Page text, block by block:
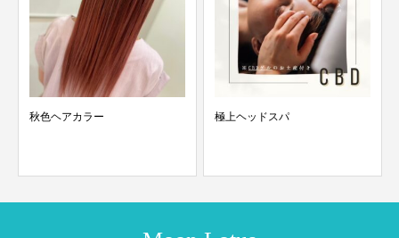
秋色ヘアカラー 極上ヘッドスパ